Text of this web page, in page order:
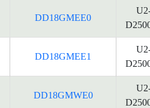
DD18GMEE0
DD18GMEE1
DD18GMWE0